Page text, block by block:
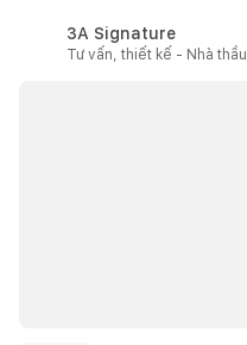
3A Signature
Tư vấn, thiết kế - Nhà thầu